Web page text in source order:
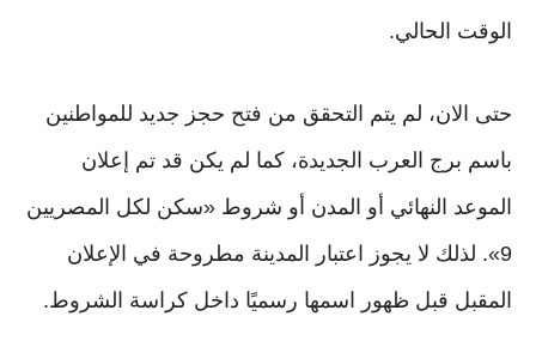
الوقت الحالي.
حتى الان، لم يتم التحقق من فتح حجز جديد للمواطنين
باسم برج العرب الجديدة، كما لم يكن قد تم إعلان
الموعد النهائي أو المدن أو شروط «سكن لكل المصريين
9». لذلك لا يجوز اعتبار المدينة مطروحة في الإعلان
المقبل قبل ظهور اسمها رسميًا داخل كراسة الشروط.